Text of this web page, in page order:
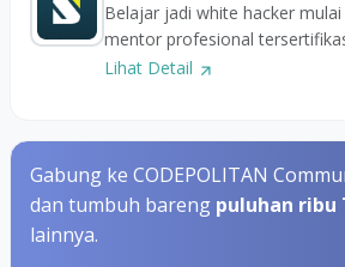
Belajar jadi white hacker
mentor profesional
Lihat Detail
Gabung ke CODEPOLITAN
dan tumbuh bareng puluhan ribu
lainnya.